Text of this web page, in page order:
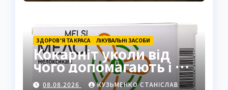
ЗДОРОВ’Я ТА КРАСА ЛІКУВАЛЬНІ ЗАСОБИ
Кокарніт уколи від
чого допомагають і як
працюють
08.08.2026
КУЗЬМЕНКО СТАНІСЛАВ